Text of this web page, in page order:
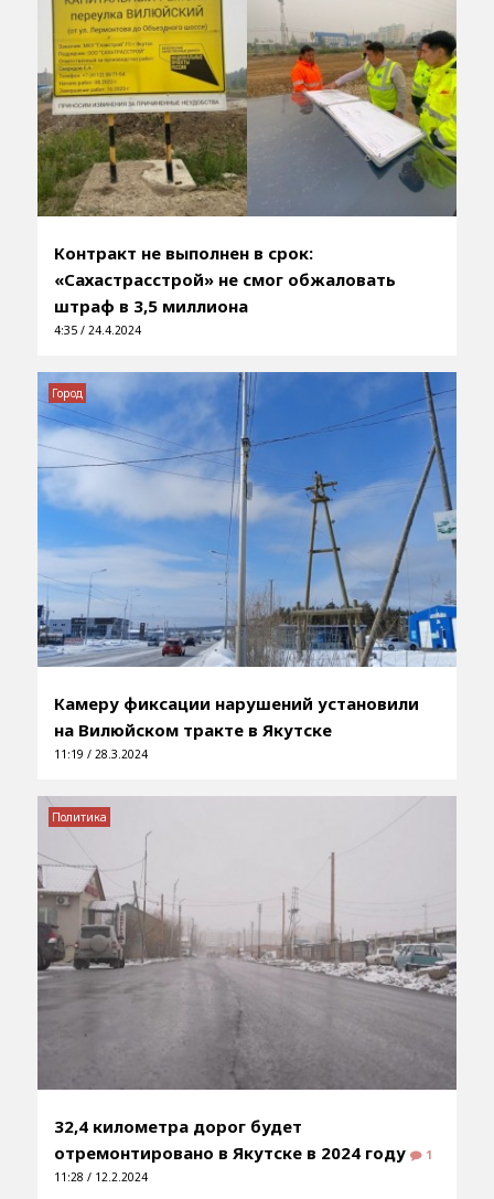
Контракт не выполнен в срок:
«Сахастрасстрой» не смог обжаловать
штраф в 3,5 миллиона
4:35 / 24.4.2024
Камеру фиксации нарушений установили
на Вилюйском тракте в Якутске
11:19 / 28.3.2024
Город
32,4 километра дорог будет
отремонтировано в Якутске в 2024 году
1
11:28 / 12.2.2024
Политика